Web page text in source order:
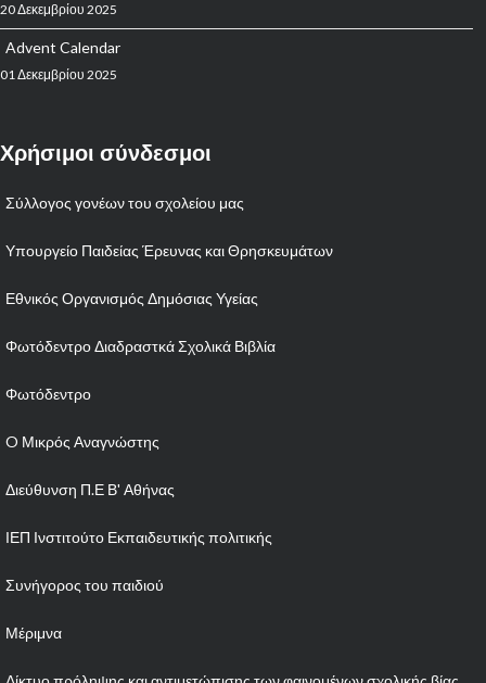
20 Δεκεμβρίου 2025
Advent Calendar
01 Δεκεμβρίου 2025
Χρήσιμοι σύνδεσμοι
Σύλλογος γονέων του σχολείου μας
Υπουργείο Παιδείας Έρευνας και Θρησκευμάτων
Εθνικός Οργανισμός Δημόσιας Υγείας
Φωτόδεντρο Διαδραστκά Σχολικά Βιβλία
Φωτόδεντρο
O Μικρός Αναγνώστης
Διεύθυνση Π.Ε Β' Αθήνας
ΙΕΠ Ινστιτούτο Εκπαιδευτικής πολιτικής
Συνήγορος του παιδιού
Μέριμνα